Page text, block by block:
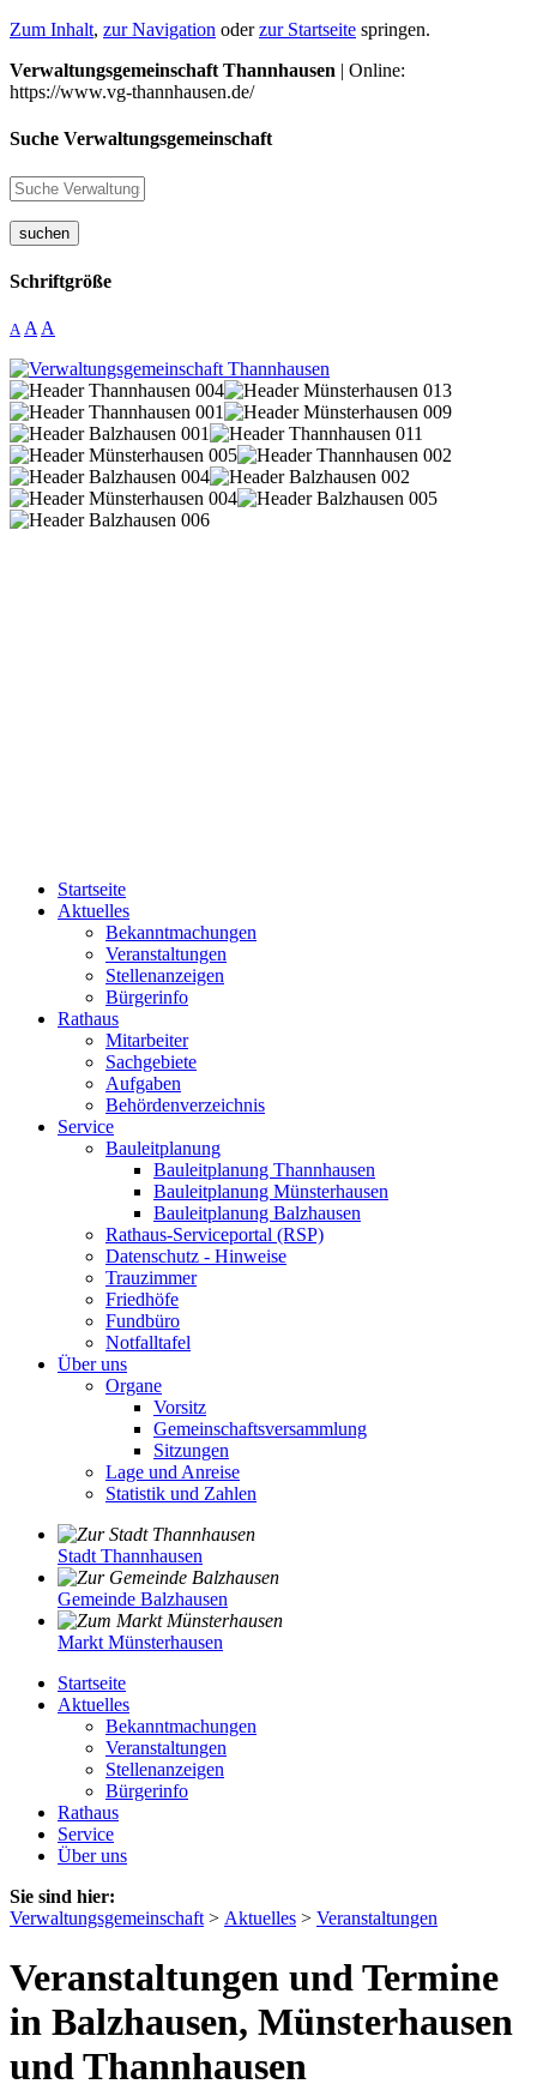
Zum Inhalt, zur Navigation oderzur Startseite springen.
Verwaltungsgemeinschaft Thannhausen | Online:
https://www.vg-thannhausen.de/
Suche Verwaltungsgemeinschaft
suchen
Schriftgröße
A A A
Startseite
Aktuelles
Bekanntmachungen
Veranstaltungen
Stellenanzeigen
Bürgerinfo
Rathaus
Mitarbeiter
Sachgebiete
Aufgaben
Behördenverzeichnis
Service
Bauleitplanung
Bauleitplanung Thannhausen
Bauleitplanung Münsterhausen
Bauleitplanung Balzhausen
Rathaus-Serviceportal (RSP)
Datenschutz - Hinweise
Trauzimmer
Friedhöfe
Fundbüro
Notfalltafel
Über uns
Organe
Vorsitz
Gemeinschaftsversammlung
Sitzungen
Lage und Anreise
Statistik und Zahlen
Stadt Thannhausen
Gemeinde Balzhausen
Markt Münsterhausen
Startseite
Aktuelles
Bekanntmachungen
Veranstaltungen
Stellenanzeigen
Bürgerinfo
Rathaus
Service
Über uns
Sie sind hier:
Verwaltungsgemeinschaft > Aktuelles > Veranstaltungen
Veranstaltungen und Termine
in Balzhausen, Münsterhausen
und Thannhausen